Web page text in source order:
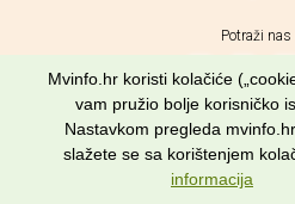
Potraži nas
Mvinfo.hr koristi kolačiće
vam pružio bolje korisničko
Nastavkom pregleda
slažete se sa korištenjem
informacija